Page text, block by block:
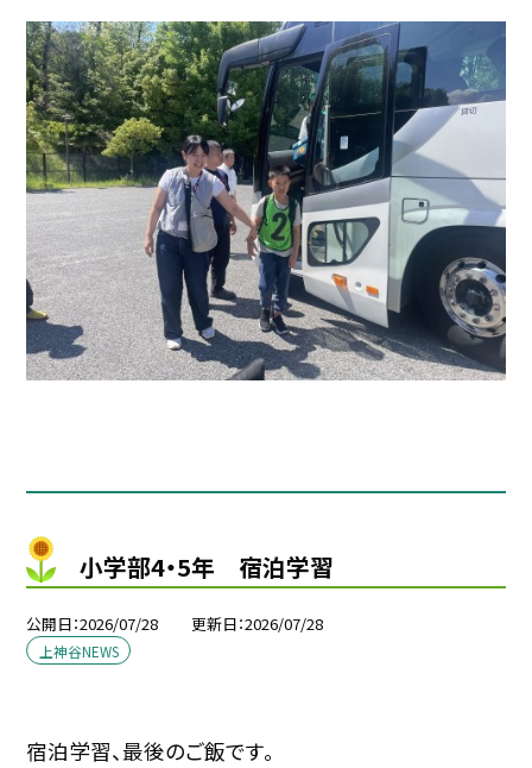
小学部4・5年 宿泊学習
公開日 2026/07/28 更新日 2026/07/28
上神谷NEWS
宿泊学習、最後のご飯です。